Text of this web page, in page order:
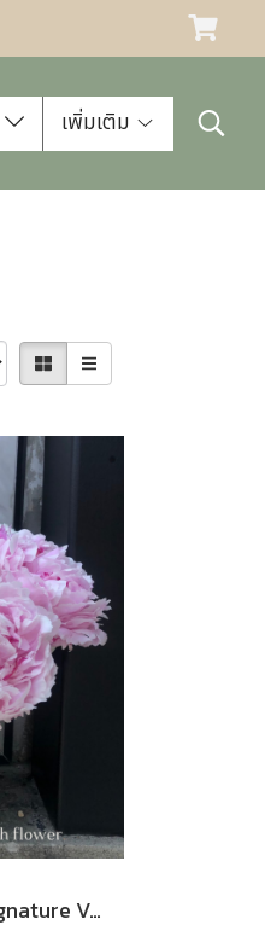
เพิ่มเติม
แจกันดอกไม้สด Le Floriste Signature Vases No. 46 (พรีเมียม) I Comming every May